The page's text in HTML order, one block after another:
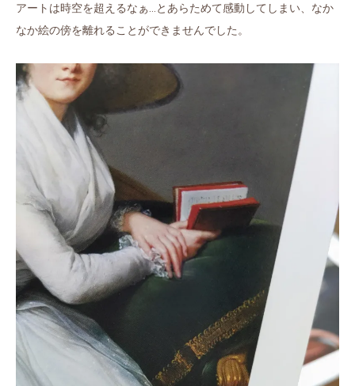
アートは時空を超えるなぁ…とあらためて感動してしまい、なか
なか絵の傍を離れることができませんでした。